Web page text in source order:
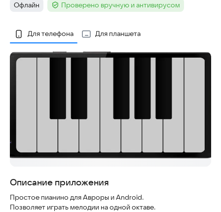
Тег:
Офлайн Тег :Проверено вручную и антивирусом
Скриншоты
Для телефона Для планшета
Описание приложения
Простое пианино для Авроры и Android.
Позволяет играть мелодии на одной октаве.